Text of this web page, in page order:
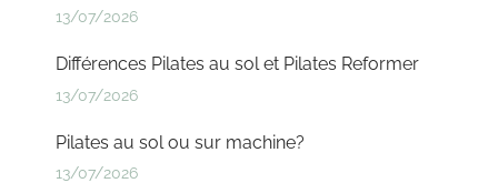
13/07/2026
Différences Pilates au sol et Pilates Reformer
13/07/2026
Pilates au sol ou sur machine?
13/07/2026